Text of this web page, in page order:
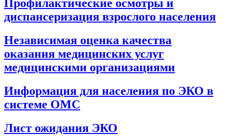
Профилактические осмотры и
диспансеризация взрослого населения
Независимая оценка качества
оказания медицинских услуг
медицинскими организациями
Информация для населения по ЭКО в
системе ОМС
Лист ожидания ЭКО